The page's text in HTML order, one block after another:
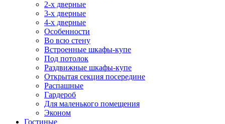
2-х дверные
3-х дверные
4-х дверные
Особенности
Во всю стену
Встроенные шкафы-купе
Под потолок
Раздвижные шкафы-купе
Открытая секция посередине
Распашные
Гардероб
Для маленького помещения
Эконом
Гостиные